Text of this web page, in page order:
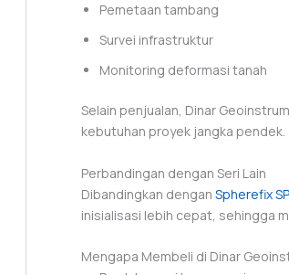
Pemetaan tambang
Survei infrastruktur
Monitoring deformasi tanah
Selain penjualan, Dinar
kebutuhan proyek jangka pendek.
Perbandingan dengan Seri Lain
Dibandingkan dengan Spherefix
inisialisasi lebih cepat, sehingga
Mengapa Membeli di Dinar